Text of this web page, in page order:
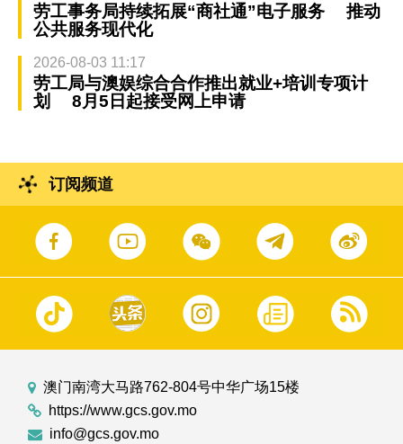
劳工事务局持续拓展“商社通”电子服务 推动
公共服务现代化
2026-08-03 11:17
劳工局与澳娱综合合作推出就业+培训专项计
划 8月5日起接受网上申请
订阅频道
澳门南湾大马路762-804号中华广场15楼
https://www.gcs.gov.mo
info@gcs.gov.mo